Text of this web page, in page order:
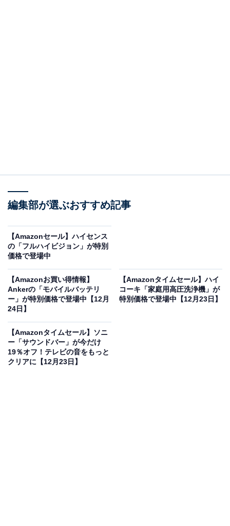
いもの部
のがもっと楽しく、もっとお得になる情報をお届け。編集部員によ
る独自レビューなど、ここでしか手に入らない情報も満載です。
※本記事で紹介している商品の購入やサービスの利用により、売上の一部が
オールアバウトに還元されることがあります。
Boseの「ヘッドホン」が“今だけ”の限定価格に！
編集部が選ぶおすすめ記事
【Amazonセール】ハイセンス
の「フルハイビジョン」が特別
価格で登場中
【Amazonお買い得情報】
Ankerの「モバイルバッテリ
ー」が特別価格で登場中【12月
24日】
【Amazonタイムセール】ハイ
コーキ「家庭用高圧洗浄機」が
特別価格で登場中【12月23日】
【Amazonタイムセール】ソニ
ー「サウンドバー」が今だけ
19％オフ！テレビの音をもっと
クリアに【12月23日】